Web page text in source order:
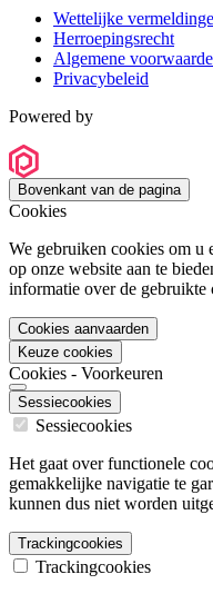
Wettelijke
Herroepingsrecht
Algemene
Privacybeleid
Powered by
Bovenkant van de pagina
Cookies
We gebruiken cookies om u
op onze website aan te
informatie over de gebruikte
Cookies aanvaarden
Keuze cookies
Cookies - Voorkeuren
Sessiecookies
Sessiecookies
Het gaat over functionele
gemakkelijke navigatie te
kunnen dus niet worden
Trackingcookies
Trackingcookies